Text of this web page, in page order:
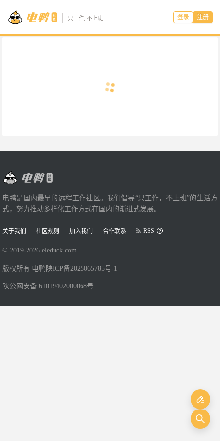
只工作, 不上班 登录 注册
电鸭是国内最早的远程工作社区。我们倡导“只工作，不上班”的生活方
式，努力推动多样化工作方式在国内的渐进式发展。
关于我们 社区规则 加入我们 合作联系 RSS
© 2019-2026 eleduck.com
版权所有 电鸭 陕ICP备2025065785号-1
陕公网安备 61019402000068号